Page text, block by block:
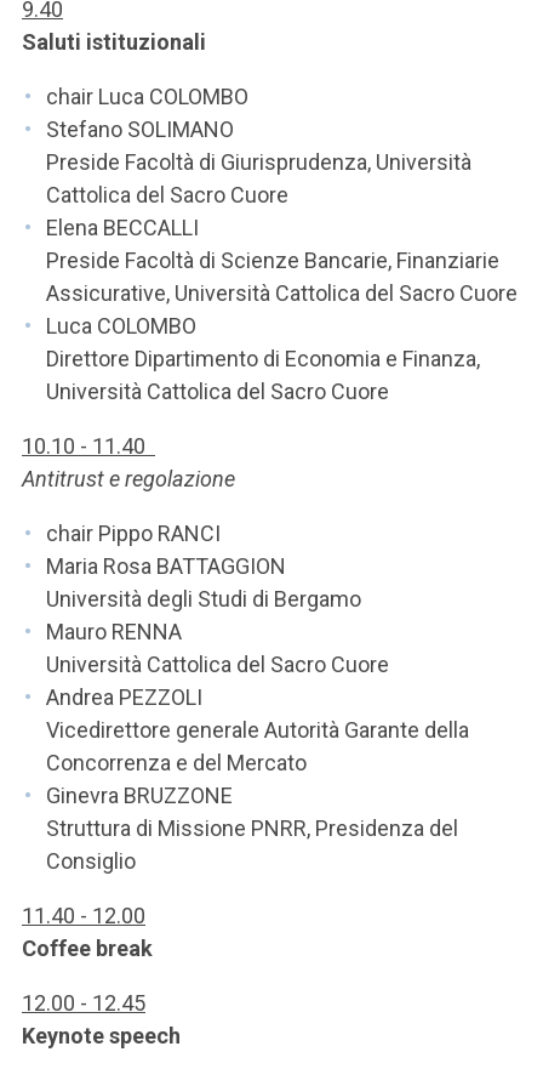
ACCEDI A CLOUDMAIL
9.40
Saluti istituzionali
chair Luca COLOMBO
Stefano SOLIMANO
Preside Facoltà di Giurisprudenza, Università
Cattolica del Sacro Cuore
Elena BECCALLI
Preside Facoltà di Scienze Bancarie, Finanziarie
Assicurative, Università Cattolica del Sacro Cuore
Luca COLOMBO
Direttore Dipartimento di Economia e Finanza,
Università Cattolica del Sacro Cuore
10.10 - 11.40
Antitrust e regolazione
chair Pippo RANCI
Maria Rosa BATTAGGION
Università degli Studi di Bergamo
Mauro RENNA
Università Cattolica del Sacro Cuore
Andrea PEZZOLI
Vicedirettore generale Autorità Garante della
Concorrenza e del Mercato
Ginevra BRUZZONE
Struttura di Missione PNRR, Presidenza del
Consiglio
11.40 - 12.00
Coffee break
12.00 - 12.45
Keynote speech